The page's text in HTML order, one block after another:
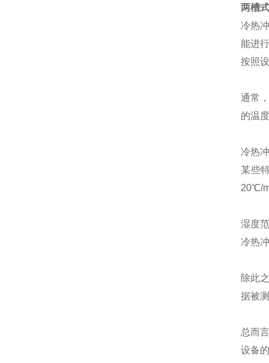
两槽
冷热
能进
按照
通常
的温
冷热
某些
20℃/
湿度
冷热
除此
据被
总而
设备